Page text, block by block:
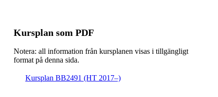
Kursplan som PDF
Notera: all information från kursplanen visas i tillgängligt
format på denna sida.
Kursplan BB2491 (HT 2017–)